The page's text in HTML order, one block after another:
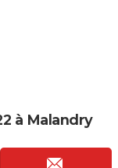
à Malandry